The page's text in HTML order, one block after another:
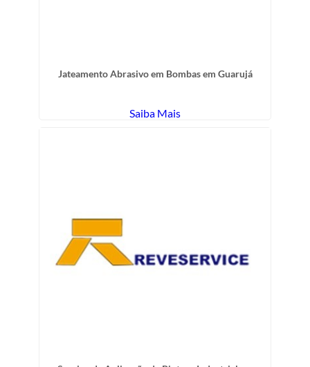
Jateamento Abrasivo em Bombas em Guarujá
Saiba Mais